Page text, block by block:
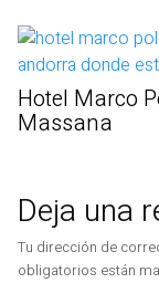
Hotel Marco
Massana
Deja una
Tu dirección de
obligatorios están